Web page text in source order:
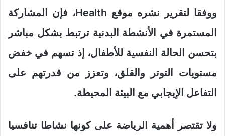
ووفقا لتقرير نشره موقع Health، فإن المشاركة
المستمرة في الأنشطة البدنية ترتبط بشكل مباشر
بتحسن الحالة النفسية للأطفال، إذ تسهم في خفض
مستويات التوتر والقلق، وتعزز من قدرتهم على
التفاعل الإيجابي مع البيئة المحيطة.
ولا تقتصر أهمية الرياضة على كونها نشاطا تنافسيا